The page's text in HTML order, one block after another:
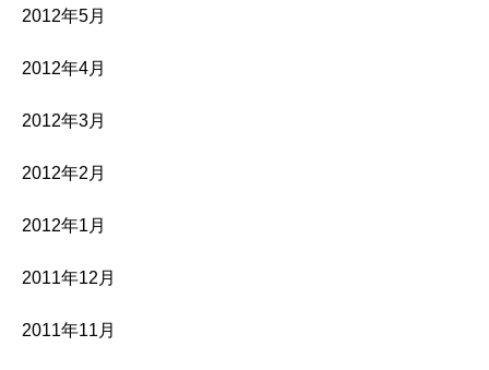
2012年5月
2012年4月
2012年3月
2012年2月
2012年1月
2011年12月
2011年11月